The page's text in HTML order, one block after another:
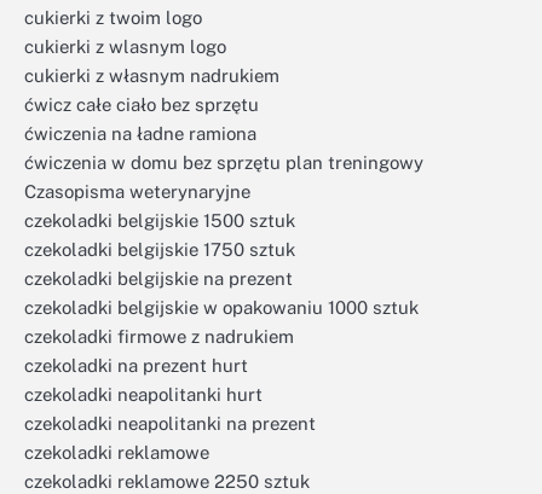
cukierki z twoim logo
cukierki z wlasnym logo
cukierki z własnym nadrukiem
ćwicz całe ciało bez sprzętu
ćwiczenia na ładne ramiona
ćwiczenia w domu bez sprzętu plan treningowy
Czasopisma weterynaryjne
czekoladki belgijskie 1500 sztuk
czekoladki belgijskie 1750 sztuk
czekoladki belgijskie na prezent
czekoladki belgijskie w opakowaniu 1000 sztuk
czekoladki firmowe z nadrukiem
czekoladki na prezent hurt
czekoladki neapolitanki hurt
czekoladki neapolitanki na prezent
czekoladki reklamowe
czekoladki reklamowe 2250 sztuk